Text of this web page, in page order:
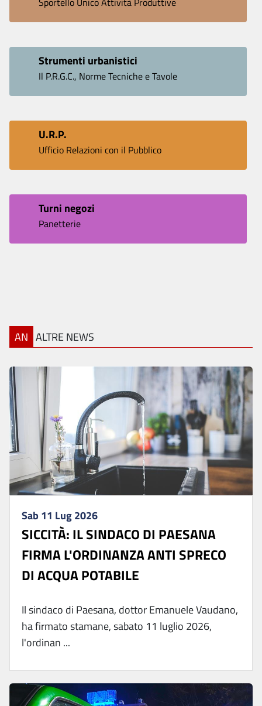
Strumenti urbanistici
Il P.R.G.C., Norme Tecniche e Tavole
U.R.P.
Ufficio Relazioni con il Pubblico
Turni negozi
Panetterie
AN ALTRE NEWS
Sab 11 Lug 2026
SICCITÀ: IL SINDACO DI PAESANA
FIRMA L'ORDINANZA ANTI SPRECO
DI ACQUA POTABILE
Il sindaco di Paesana, dottor Emanuele Vaudano,
ha firmato stamane, sabato 11 luglio 2026,
l'ordinan ...